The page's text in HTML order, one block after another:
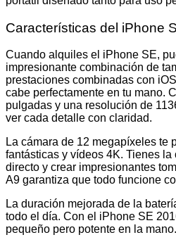
Características del iPhone
Cuando alquiles el iPhone SE,
impresionante combinación de
prestaciones combinadas con
cabe perfectamente en tu mano.
pulgadas y una resolución de
ver cada detalle con claridad.
La cámara de 12 megapíxeles te
fantásticas y vídeos 4K. Tienes la
directo y crear impresionantes
A9 garantiza que todo funcione
La duración mejorada de la
todo el día. Con el iPhone SE
pequeño pero potente en la mano.